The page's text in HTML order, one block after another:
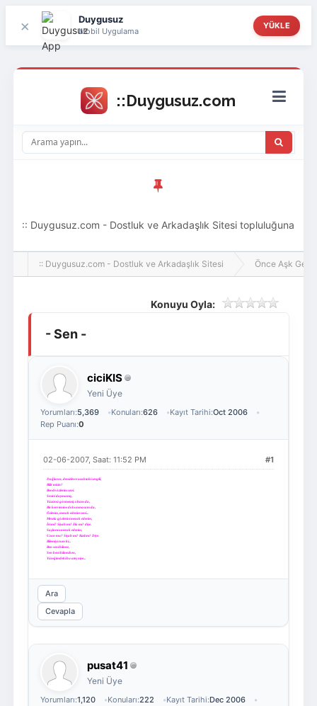
× Duygusuz
Mobil Uygulama
YÜKLE
Giriş Yap
:: Duygusuz.com - Dostluk ve Arkadaşlık Sitesi topluluğuna
hoş geldin ziyaretçi! Aramıza katılmak istersen kayıt
:: Duygusuz.com - Dostluk ve Arkadaşlık Sitesi Önce Aşk Gelir
Konuyu Oyla:
- Sen -
ciciKIS
Yeni Üye
Yorumları:5,369 Konuları:626 Kayıt Tarihi:Oct 2006
Rep Puanı:0
#1
02-06-2007, Saat: 11:52 PM
Dağlarca, denizlerce uzaktaki sevgili,
Bilir misin?
Bende özlerim seni.
Sesini duymamış,
Yüzünü görmemiş olsam da,
Bir kere tenine dokunmasam da,
Özlerim, merak ederim seni...
Mesela gözlerini merak ederim,
İri mi? Siyah mı? Ela mı? diye.
Saçlarını merak ederim,
Uzun mu? Siyah mı? Kızıl mı? Diye.
Bilemiyorum ki...
Ben seni bilmez,
Sen beni bilmezken,
Yüreğimdeki bu ateş niye...
Ara
Cevapla
pusat41
Yeni Üye
Yorumları:1,120 Konuları:222 Kayıt Tarihi:Dec 2006